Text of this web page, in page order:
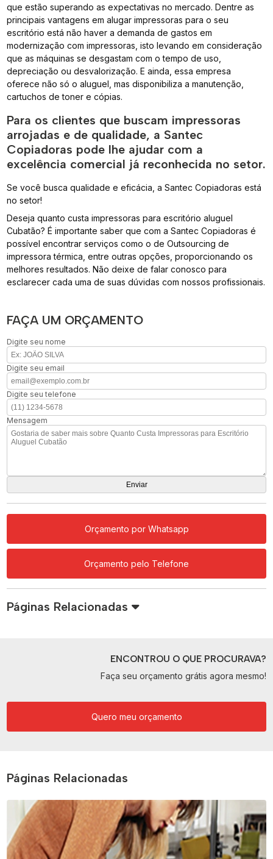
que estão superando as expectativas no mercado. Dentre as
principais vantagens em alugar impressoras para o seu
escritório está não haver a demanda de gastos em
modernização com impressoras, isto levando em consideração
que as máquinas se desgastam com o tempo de uso,
depreciação ou desvalorização. E ainda, essa empresa
oferece não só o aluguel, mas disponibiliza a manutenção,
cartuchos de toner e cópias.
Para os clientes que buscam impressoras
arrojadas e de qualidade, a Santec
Copiadoras pode lhe ajudar com a
excelência comercial já reconhecida no setor.
Se você busca qualidade e eficácia, a Santec Copiadoras está
no setor!
Deseja quanto custa impressoras para escritório aluguel
Cubatão? É importante saber que com a Santec Copiadoras é
possível encontrar serviços como o de Outsourcing de
impressora térmica, entre outras opções, proporcionando os
melhores resultados. Não deixe de falar conosco para
esclarecer cada uma de suas dúvidas com nossos profissionais.
FAÇA UM ORÇAMENTO
Digite seu nome
Digite seu email
Digite seu telefone
Mensagem
Orçamento por Whatsapp
Orçamento pelo Telefone
Páginas Relacionadas
ENCONTROU O QUE PROCURAVA?
Faça seu orçamento grátis agora mesmo!
Quero meu orçamento
Páginas Relacionadas